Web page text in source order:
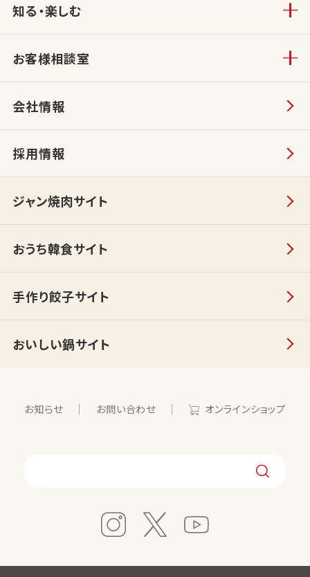
知る・楽しむ
お客様相談室
会社情報
採用情報
ジャン焼肉サイト
おうち韓食サイト
手作り餃子サイト
おいしい鍋サイト
お知らせ お問い合わせ オンラインショップ